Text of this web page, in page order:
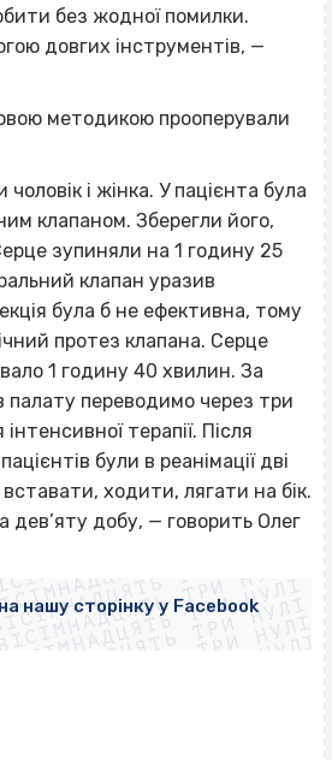
без жодної помилки.
довгих інструментів, —
методикою прооперували
і жінка. У пацієнта була
клапаном. Зберегли його,
зупиняли на 1 годину 25
клапан уразив
була б не ефективна, тому
протез клапана. Серце
1 годину 40 хвилин. За
палату переводимо через три
інтенсивної терапії. Після
були в реанімації дві
ходити, лягати на бік.
добу, — говорить Олег
ТРИ НУЛІ
ТРИ НУЛІ
ТРИ НУЛІ
ТРИ НУЛІ
ВІСІМНАДЦЯТЬ ТРИ НУЛІ
ВІСІМНАДЦЯТЬ ТРИ НУЛІ
ВІСІМНАДЦЯТЬ ТРИ НУЛІ
ВІСІМНАДЦЯТЬ ТРИ НУЛІ
нашу сторінку у Facebook